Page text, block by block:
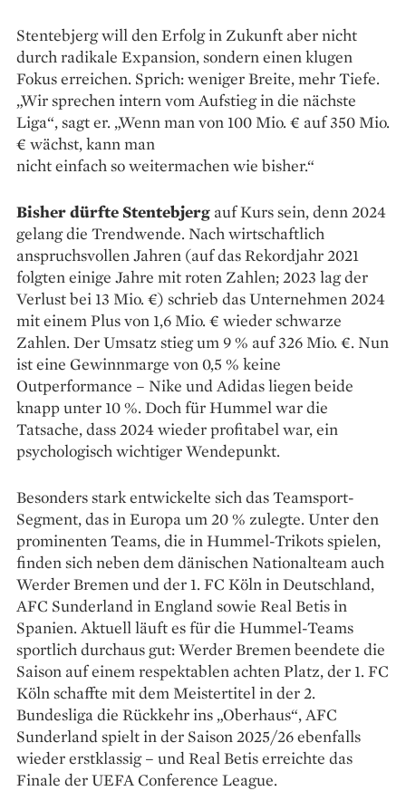
Stentebjerg will den Erfolg in Zukunft aber nicht
durch radikale Expansion, sondern einen klugen
Fokus erreichen. Sprich: weniger Breite, mehr Tiefe.
„Wir sprechen intern vom Aufstieg in die nächste
Liga“, sagt er. „Wenn man von 100 Mio. € auf 350 Mio.
€ wächst, kann man
nicht einfach so weitermachen wie bisher.“
Bisher dürfte Stentebjerg auf Kurs sein, denn 2024
gelang die Trendwende. Nach wirtschaftlich
anspruchsvollen Jahren (auf das Rekordjahr 2021
folgten einige Jahre mit roten Zahlen; 2023 lag der
Verlust bei 13 Mio. €) schrieb das Unternehmen 2024
mit einem Plus von 1,6 Mio. € wieder schwarze
Zahlen. Der Umsatz stieg um 9 % auf 326 Mio. €. Nun
ist eine Gewinnmarge von 0,5 % keine
Outperformance – Nike und Adidas liegen beide
knapp unter 10 %. Doch für Hummel war die
Tatsache, dass 2024 wieder profitabel war, ein
psychologisch wichtiger Wende­punkt.
Besonders stark entwickelte sich das Teamsport-
Segment, das in Europa um 20 % zulegte. Unter den
prominenten Teams, die in Hummel-­Trikots spielen,
finden sich neben dem ­dänischen Nationalteam auch
Werder Bremen und der 1. FC Köln in Deutschland,
AFC Sunderland in England sowie Real Betis in
Spanien. Aktuell läuft es für die Hummel-Teams
sportlich durchaus gut: Werder Bremen beendete die
Saison auf einem respektablen achten Platz, der 1. FC
Köln schaffte mit dem Meistertitel in der 2.
Bundesliga die Rückkehr ins „Oberhaus“, AFC
Sunderland spielt in der Saison 2025/26 ebenfalls
wieder erstklassig – und Real Betis erreichte das
Finale der UEFA Conference League.